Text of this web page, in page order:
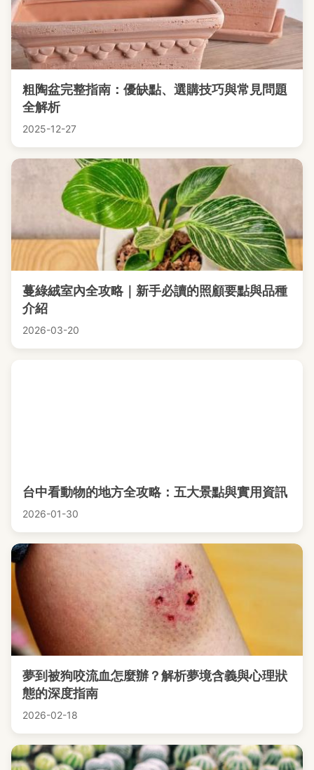
粗陶盆完整指南：優缺點、選購技巧與常見問題
全解析
2025-12-27
蔓綠絨室內全攻略｜新手必讀的照顧要點與品種
介紹
2026-03-20
台中看動物的地方全攻略：五大景點與實用資訊
2026-01-30
夢到被狗咬流血怎麼辦？解析夢境含義與心理狀
態的深度指南
2026-02-18